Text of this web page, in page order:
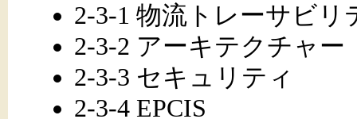
2-3-1 物流トレーサビ
2-3-2 アーキテクチャー
2-3-3 セキュリティ
2-3-4 EPCIS